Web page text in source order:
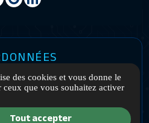
Confort Services
Pdt Franklin Roosevelt
Bordeaux
des cookies et vous donne le
ceux que vous souhaitez activer
Tout accepter